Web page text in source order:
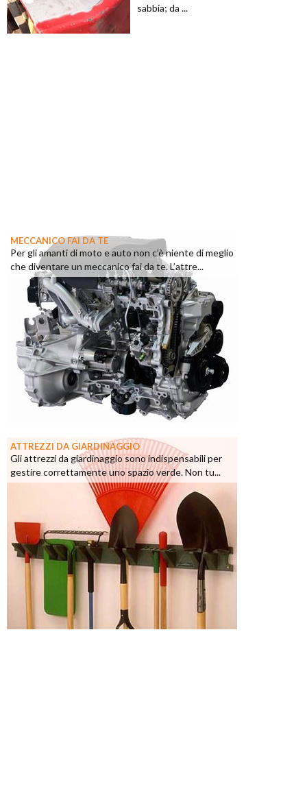
sabbia; da ...
MECCANICO FAI DA TE
Per gli amanti di moto e auto non c’è niente di meglio
che diventare un meccanico fai da te. L’attre...
ATTREZZI DA GIARDINAGGIO
Gli attrezzi da giardinaggio sono indispensabili per
gestire correttamente uno spazio verde. Non tu...